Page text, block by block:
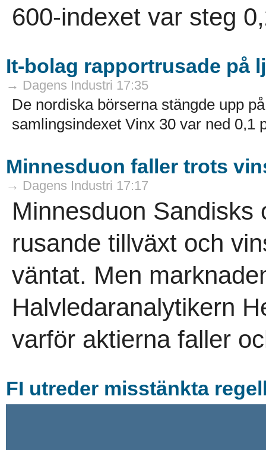
600-indexet var steg
It-bolag rapportrusade på
→ Dagens Industri 17:35
De nordiska börserna stängde upp
samlingsindexet Vinx 30 var ned 0,1
Minnesduon faller trots
→ Dagens Industri 17:17
Minnesduon Sandisks
rusande tillväxt och
väntat. Men
Halvledaranalytikern
varför aktierna faller
FI utreder misstänkta